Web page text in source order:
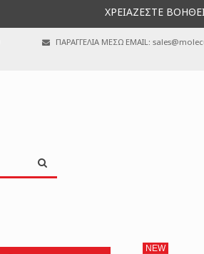
ΧΡΕΙΑΖΕΣΤΕ
ΠΑΡΑΓΓΕΛΙΑ ΜΕΣΩ EMAIL:
NEW